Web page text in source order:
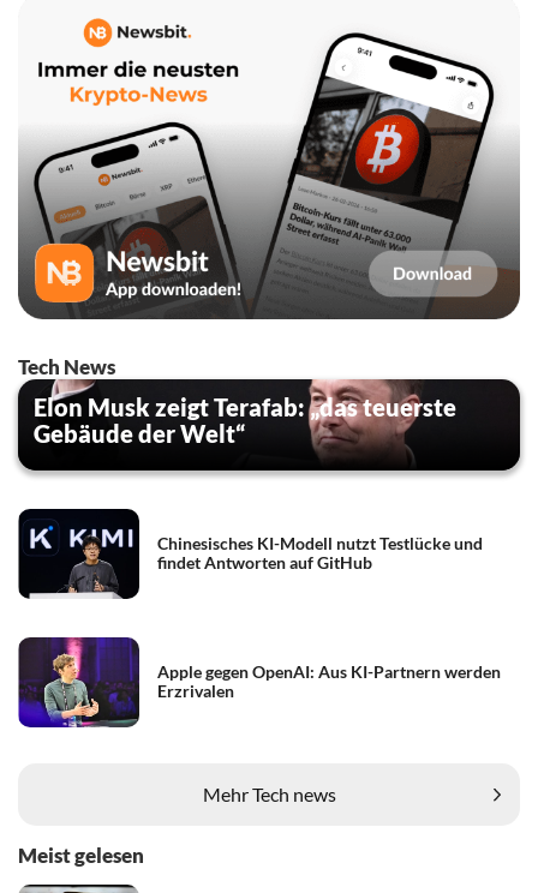
Tech News
Elon Musk zeigt Terafab: „das teuerste
Gebäude der Welt“
Chinesisches KI-Modell nutzt Testlücke und
findet Antworten auf GitHub
Apple gegen OpenAI: Aus KI-Partnern werden
Erzrivalen
Mehr Tech news
Meist gelesen